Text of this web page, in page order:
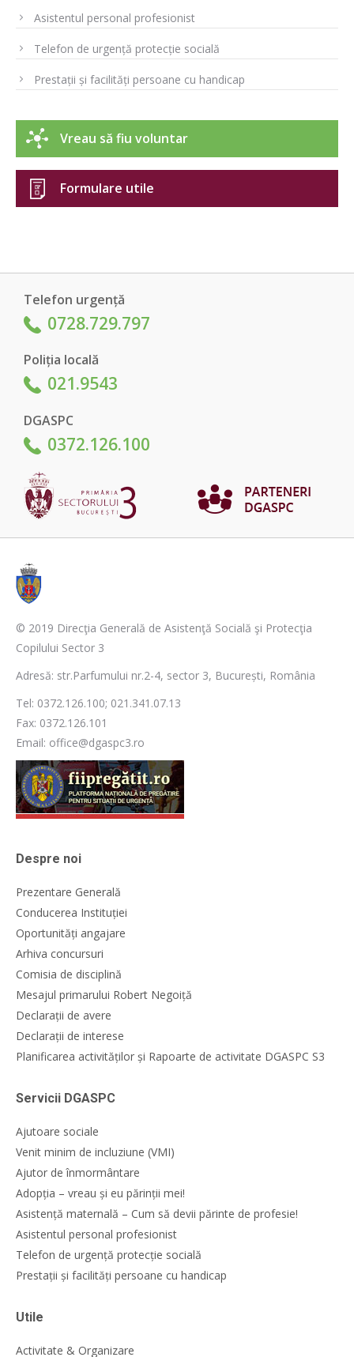
Asistentul personal profesionist
Telefon de urgență protecție socială
Prestații și facilități persoane cu handicap
Vreau să fiu voluntar
Formulare utile
Telefon urgență
0728.729.797
Poliția locală
021.9543
DGASPC
0372.126.100
© 2019 Direcţia Generală de Asistenţă Socială şi Protecţia
Copilului Sector 3
Adresă: str.Parfumului nr.2-4, sector 3, București, România
Tel: 0372.126.100; 021.341.07.13
Fax: 0372.126.101
Email: office@dgaspc3.ro
Despre noi
Prezentare Generală
Conducerea Instituției
Oportunități angajare
Arhiva concursuri
Comisia de disciplină
Mesajul primarului Robert Negoiță
Declarații de avere
Declarații de interese
Planificarea activităților și Rapoarte de activitate DGASPC S3
Servicii DGASPC
Ajutoare sociale
Venit minim de incluziune (VMI)
Ajutor de înmormântare
Adopția – vreau și eu părinții mei!
Asistență maternală – Cum să devii părinte de profesie!
Asistentul personal profesionist
Telefon de urgență protecție socială
Prestații și facilități persoane cu handicap
Utile
Activitate & Organizare